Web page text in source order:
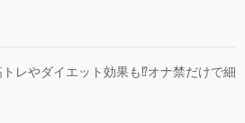
レやダイエット効果も⁉︎オナ禁だけで細